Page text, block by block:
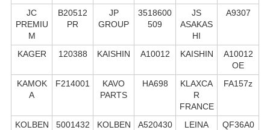
JC
PREMIU
M
B20512
PR
JP
GROUP
3518600
509
JS
ASAKAS
HI
A9307
KAGER 120388 KAISHIN A10012 KAISHIN
A10012
OE
KAMOK
A
F214001
KAVO
PARTS
HA698
KLAXCA
R
FRANCE
FA157z
KOLBEN
5001432
KOLBEN
A520430 LEINA
QF36A0